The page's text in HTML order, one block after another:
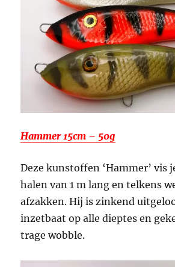
Hammer 15cm – 50g
Deze kunstoffen ‘Hammer’ vis
halen van 1 m lang en telkens
afzakken. Hij is zinkend
inzetbaat op alle dieptes en
trage wobble.